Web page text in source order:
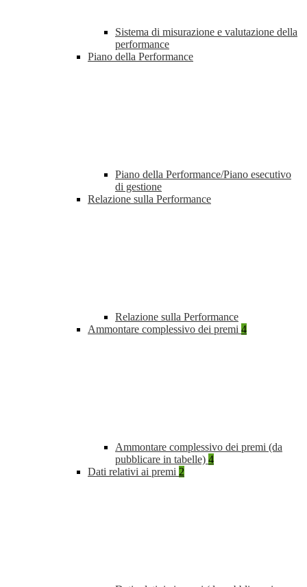
Sistema di misurazione e valutazione della
performance
Piano della Performance
Piano della Performance/Piano esecutivo
di gestione
Relazione sulla Performance
Relazione sulla Performance
Ammontare complessivo dei premi 4
Ammontare complessivo dei premi (da
pubblicare in tabelle) 4
Dati relativi ai premi 2